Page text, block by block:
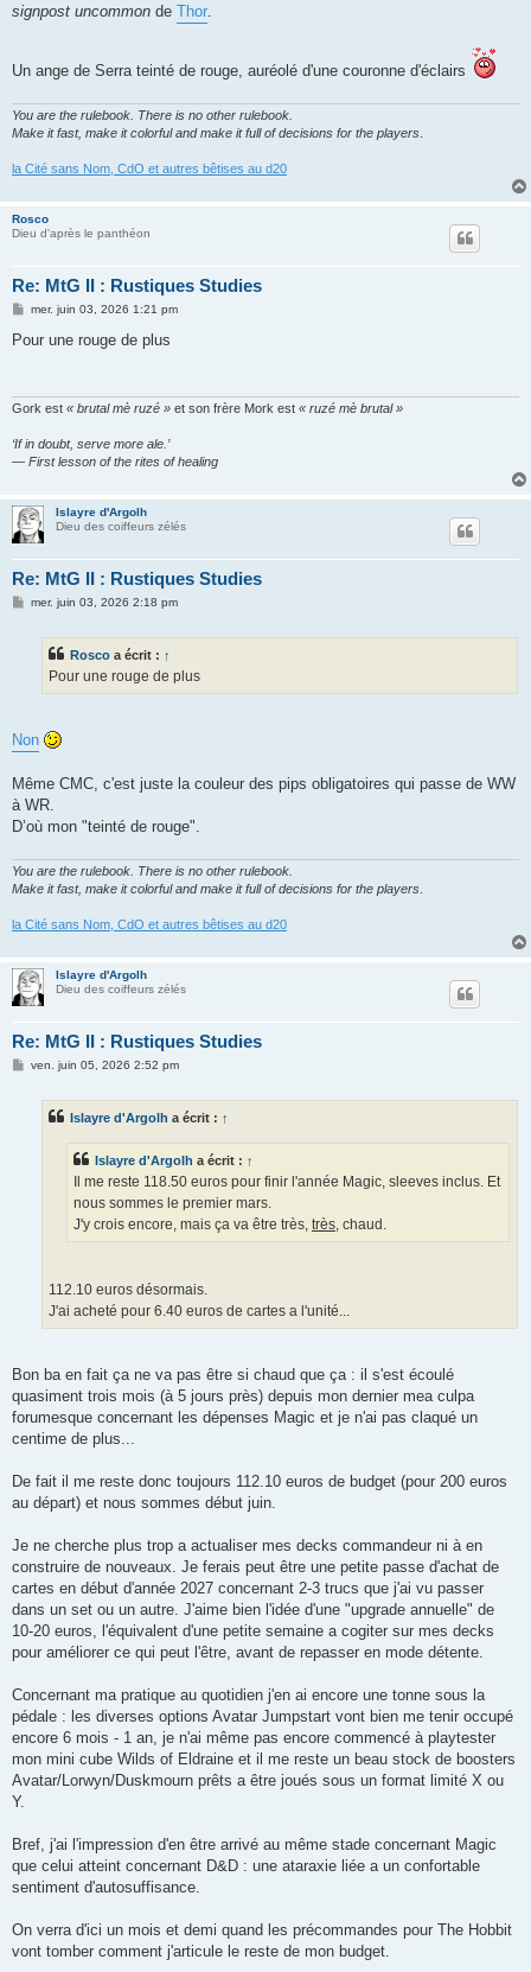
signpost uncommon de Thor.
Un ange de Serra teinté de rouge, auréolé d'une couronne d'éclairs
You are the rulebook. There is no other rulebook.
Make it fast, make it colorful and make it full of decisions for the players
la Cité sans Nom, CdO et autres bêtises au d20
Rosco
Dieu d'après le panthéon
Re: MtG II : Rustiques Studies
M
s
mer. juin 03, 2026 1:21 pm
Pour une rouge de plus
Gork est « brutal mè ruzé » et son frère Mork est « ruzé mè brutal »
‘If in doubt, serve more ale.’
— First lesson of the rites of healing
Islayre d'Argolh
Dieu des coiffeurs zélés
Re: MtG II : Rustiques Studies
Mmer. juin 03, 2026 2:18 pm
Rosco a écrit : ↑
Pour une rouge de plus
Non
Même CMC, c'est juste la couleur des pips obligatoires qui passe de WW
à WR.
D’où mon "teinté de rouge".
You are the rulebook. There is no other rulebook.
Make it fast, make it colorful and make it full of decisions for the players
la Cité sans Nom, CdO et autres bêtises au d20
Islayre d'Argolh
Dieu des coiffeurs zélés
Re: MtG II : Rustiques Studies
Mven. juin 05, 2026 2:52 pm
Islayre d'Argolh a écrit : ↑
Islayre d'Argolh a écrit : ↑
Il me reste 118.50 euros pour finir l'année Magic, sleeves inclus. Et
nous sommes le premier mars.
J'y crois encore, mais ça va être très, très, chaud.
112.10 euros désormais.
J'ai acheté pour 6.40 euros de cartes a l'unité...
Bon ba en fait ça ne va pas être si chaud que ça : il s'est écoulé
quasiment trois mois (à 5 jours près) depuis mon dernier mea culpa
forumesque concernant les dépenses Magic et je n'ai pas claqué un
centime de plus...
De fait il me reste donc toujours 112.10 euros de budget (pour 200 euros
au départ) et nous sommes début juin.
Je ne cherche plus trop a actualiser mes decks commandeur ni à en
construire de nouveaux. Je ferais peut être une petite passe d'achat de
cartes en début d'année 2027 concernant 2-3 trucs que j'ai vu passer
dans un set ou un autre. J'aime bien l'idée d'une "upgrade annuelle" de
10-20 euros, l'équivalent d'une petite semaine a cogiter sur mes decks
pour améliorer ce qui peut l'être, avant de repasser en mode détente.
Concernant ma pratique au quotidien j'en ai encore une tonne sous la
pédale : les diverses options Avatar Jumpstart vont bien me tenir occupé
encore 6 mois - 1 an, je n'ai même pas encore commencé à playtester
mon mini cube Wilds of Eldraine et il me reste un beau stock de boosters
Avatar/Lorwyn/Duskmourn prêts a être joués sous un format limité X ou
Y.
Bref, j'ai l'impression d'en être arrivé au même stade concernant Magic
que celui atteint concernant D&D : une ataraxie liée a un confortable
sentiment d'autosuffisance.
On verra d'ici un mois et demi quand les précommandes pour The Hobbit
vont tomber comment j'articule le reste de mon budget.